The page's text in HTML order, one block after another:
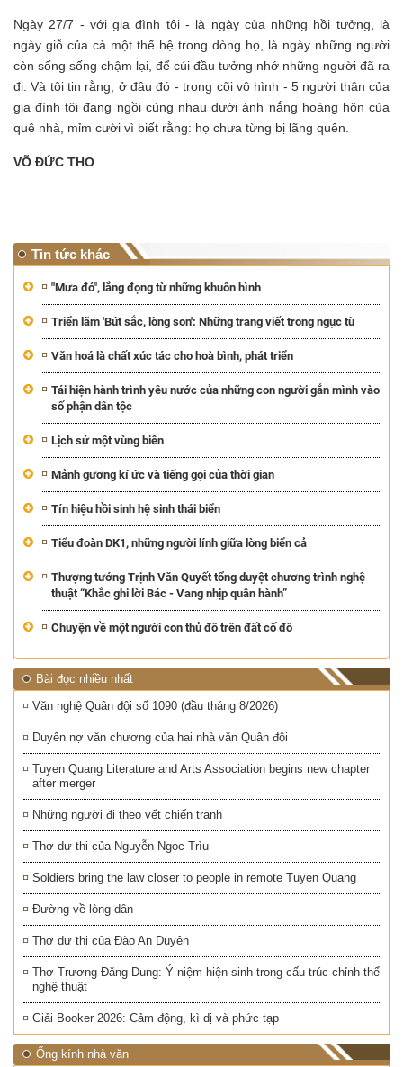
Ngày 27/7 - với gia đình tôi - là ngày của những hồi tưởng, là
ngày giỗ của cả một thế hệ trong dòng họ, là ngày những người
còn sống sống chậm lại, để cúi đầu tưởng nhớ những người đã ra
đi. Và tôi tin rằng, ở đâu đó - trong cõi vô hình - 5 người thân của
gia đình tôi đang ngồi cùng nhau dưới ánh nắng hoàng hôn của
quê nhà, mỉm cười vì biết rằng: họ chưa từng bị lãng quên.
VÕ ĐỨC THO
Tin tức khác
"Mưa đỏ", lắng đọng từ những khuôn hình
Triển lãm 'Bút sắc, lòng son': Những trang viết trong ngục tù
Văn hoá là chất xúc tác cho hoà bình, phát triển
Tái hiện hành trình yêu nước của những con người gắn mình vào
số phận dân tộc
Lịch sử một vùng biên
Mảnh gương kí ức và tiếng gọi của thời gian
Tín hiệu hồi sinh hệ sinh thái biển
Tiểu đoàn DK1, những người lính giữa lòng biển cả
Thượng tướng Trịnh Văn Quyết tổng duyệt chương trình nghệ
thuật “Khắc ghi lời Bác - Vang nhịp quân hành”
Chuyện về một người con thủ đô trên đất cố đô
Bài đọc nhiều nhất
Văn nghệ Quân đội số 1090 (đầu tháng 8/2026)
Duyên nợ văn chương của hai nhà văn Quân đội
Tuyen Quang Literature and Arts Association begins new chapter
after merger
Những người đi theo vết chiến tranh
Thơ dự thi của Nguyễn Ngọc Trìu
Soldiers bring the law closer to people in remote Tuyen Quang
Đường về lòng dân
Thơ dự thi của Đào An Duyên
Thơ Trương Đăng Dung: Ý niệm hiện sinh trong cấu trúc chỉnh thể
nghệ thuật
Giải Booker 2026: Cảm động, kì dị và phức tạp
Ống kính nhà văn